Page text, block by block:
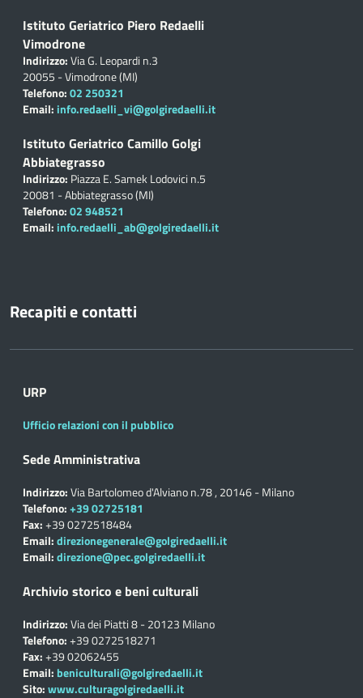
Istituto Geriatrico Piero Redaelli
Vimodrone
Indirizzo:Via G. Leopardi n.3
20055 - Vimodrone (MI)
Telefono:02 250321
Email: info.redaelli_vi@golgiredaelli.it
Istituto Geriatrico Camillo Golgi
Abbiategrasso
Indirizzo: Piazza E. Samek Lodovici n.5
20081 - Abbiategrasso (MI)
Telefono:02 948521
Email: info.redaelli_ab@golgiredaelli.it
Recapiti e contatti
URP
Ufficio relazioni con il pubblico
Sede Amministrativa
Indirizzo:Via Bartolomeo d'Alviano n.78 , 20146 - Milano
Telefono:+39 02725181
Fax:+39 0272518484
Email:direzionegenerale@golgiredaelli.it
Email:direzione@pec.golgiredaelli.it
Archivio storico e beni culturali
Indirizzo:Via dei Piatti 8 - 20123 Milano
Telefono:+39 0272518271
Fax:+39 02062455
Email: beniculturali@golgiredaelli.it
Sito:www.culturagolgiredaelli.it